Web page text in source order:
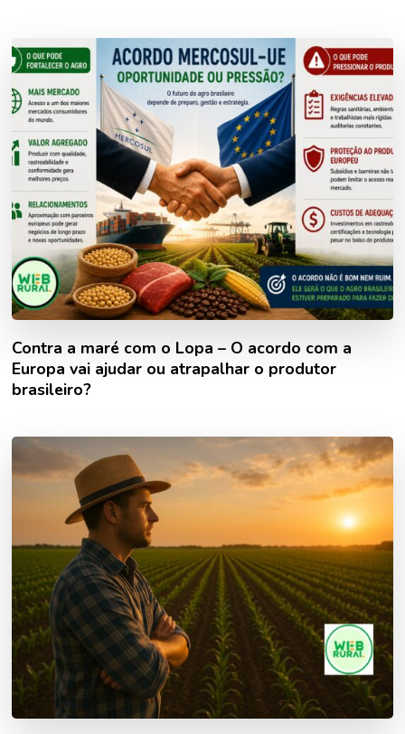
Contra a maré com o Lopa – O acordo com a
Europa vai ajudar ou atrapalhar o produtor
brasileiro?